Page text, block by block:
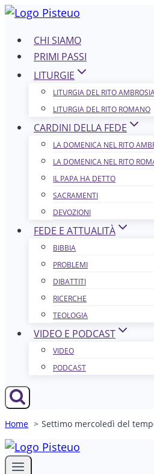
Salta
contenutoCHI SIAMO
PRIMI PASSI
LITURGIE
LITURGIA DEL RITO
LITURGIA DEL RITO ROMANO
CARDINI DELLA FEDE
LA DOMENICA NEL R​​​​​​ITO
LA DOMENICA NEL RITO
IL PAPA HA DETTO
SACRAMENTI
DEVOZIONI
FEDE E ATTUALITÀ
BIBBIA
PROBLEMI
DIBATTITI
RICERCHE
TEOLOGIA
VIDEO E PODCAST
VIDEO
PODCAST
Home Settimo mercoledì del